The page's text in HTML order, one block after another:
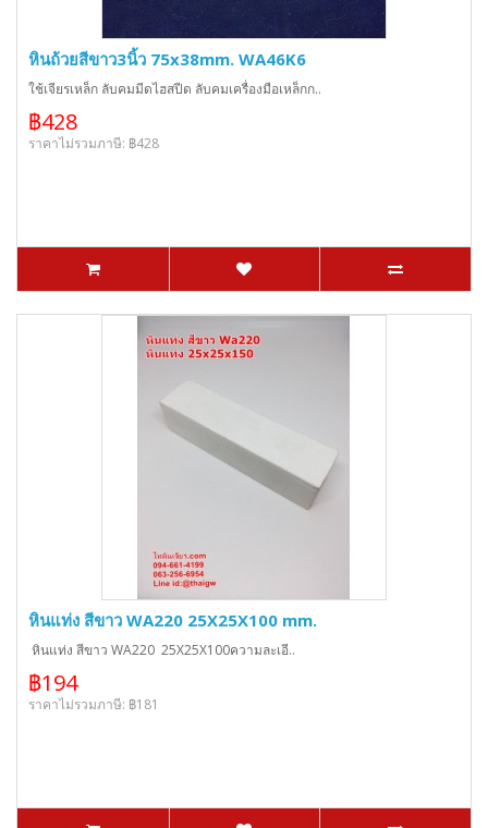
หินถ้วยสีขาว3นิ้ว 75x38mm. WA46K6
ใช้เจียรเหล็ก ลับคมมีดไฮสปีด ลับคมเครื่องมือเหล็กก..
฿428
ราคาไม่รวมภาษี: ฿428
หินแท่ง สีขาว WA220 25X25X100 mm.
หินแท่ง สีขาว WA220 25X25X100ความละเอี..
฿194
ราคาไม่รวมภาษี: ฿181